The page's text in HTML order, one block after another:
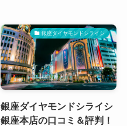
銀座ダイヤモンドシライシ
銀座ダイヤモンドシライシ
銀座本店の口コミ＆評判！